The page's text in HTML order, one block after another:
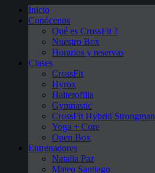
Inicio
Conócenos
Qué es CrossFit ?
Nuestro Box
Horarios y reservas
Clases
CrossFit
Hyrox
Halterofilia
Gymnastic
CrossFit Hybrid Strongman
Yoga + Core
Open Box
Entrenadores
Natalia Paz
Mateo Santiago